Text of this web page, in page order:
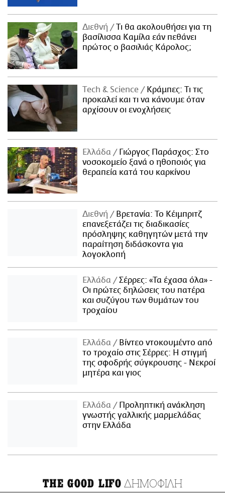
Διεθνή
Τι θα ακολουθήσει για τη
βασίλισσα Καμίλα εάν πεθάνει
πρώτος ο βασιλιάς Κάρολος;
Τech & Science
Κράμπες: Τι τις
προκαλεί και τι να κάνουμε όταν
αρχίσουν οι ενοχλήσεις
Ελλάδα
Γιώργος Παράσχος: Στο
νοσοκομείο ξανά ο ηθοποιός για
θεραπεία κατά του καρκίνου
Διεθνή
Βρετανία: Το Κέιμπριτζ
επανεξετάζει τις διαδικασίες
πρόσληψης καθηγητών μετά την
παραίτηση διδάσκοντα για
λογοκλοπή
Ελλάδα
Σέρρες: «Τα έχασα όλα» -
Οι πρώτες δηλώσεις του πατέρα
και συζύγου των θυμάτων του
τροχαίου
Ελλάδα
Βίντεο ντοκουμέντο από
το τροχαίο στις Σέρρες: Η στιγμή
της σφοδρής σύγκρουσης - Νεκροί
μητέρα και γιος
Ελλάδα
Προληπτική ανάκληση
γνωστής γαλλικής μαρμελάδας
στην Ελλάδα
THE GOOD LIFO ΔΗΜΟΦΙΛΗ